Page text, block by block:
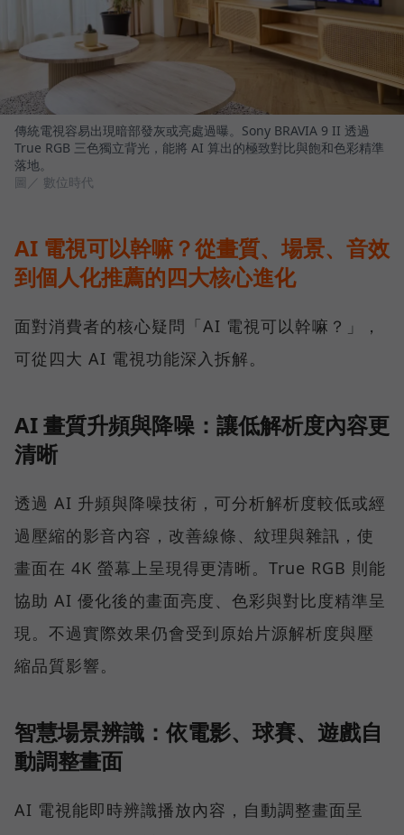
傳統電視容易出現暗部發灰或亮處過曝。Sony BRAVIA 9 II 透過
True RGB 三色獨立背光，能將 AI 算出的極致對比與飽和色彩精準
落地。
圖／ 數位時代
AI 電視可以幹嘛？從畫質、場景、音效
到個人化推薦的四大核心進化
面對消費者的核心疑問「AI 電視可以幹嘛？」，
可從四大 AI 電視功能深入拆解。
AI 畫質升頻與降噪：讓低解析度內容更
清晰
透過 AI 升頻與降噪技術，可分析解析度較低或經
過壓縮的影音內容，改善線條、紋理與雜訊，使
畫面在 4K 螢幕上呈現得更清晰。True RGB 則能
協助 AI 優化後的畫面亮度、色彩與對比度精準呈
現。不過實際效果仍會受到原始片源解析度與壓
縮品質影響。
智慧場景辨識：依電影、球賽、遊戲自
動調整畫面
AI 電視能即時辨識播放內容，自動調整畫面呈